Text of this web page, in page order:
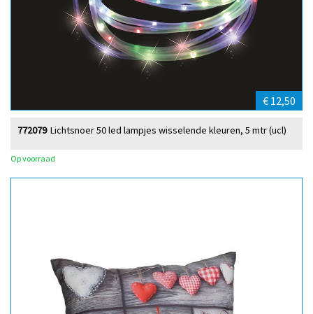
€ 12,50
Lichtsnoer 50 led lampjes wisselende kleuren, 5 mtr (ucl)
772079
Op voorraad